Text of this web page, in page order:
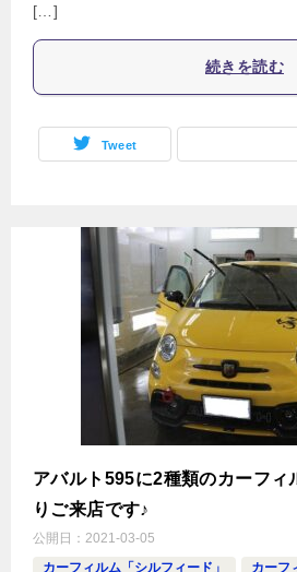
[…]
続きを読む
Tweet
アバルト595に2種類のカーフィ
りご来店です♪
公開日： 2021-03-05
カーフィルム「シルフィード」
カーフ